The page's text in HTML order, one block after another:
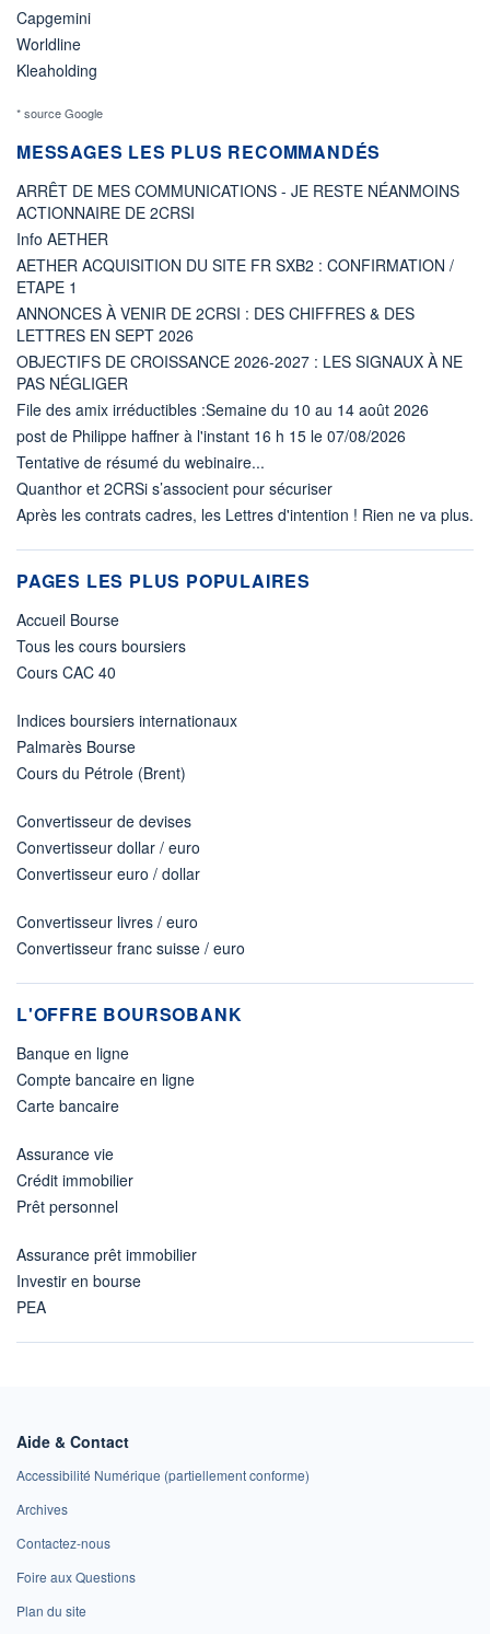
Capgemini
Worldline
Kleaholding
* source Google
MESSAGES LES PLUS RECOMMANDÉS
ARRÊT DE MES COMMUNICATIONS - JE RESTE NÉANMOINS
ACTIONNAIRE DE 2CRSI
Info AETHER
AETHER ACQUISITION DU SITE FR SXB2 : CONFIRMATION /
ETAPE 1
ANNONCES À VENIR DE 2CRSI : DES CHIFFRES & DES
LETTRES EN SEPT 2026
OBJECTIFS DE CROISSANCE 2026-2027 : LES SIGNAUX À NE
PAS NÉGLIGER
File des amix irréductibles :Semaine du 10 au 14 août 2026
post de Philippe haffner à l'instant 16 h 15 le 07/08/2026
Tentative de résumé du webinaire...
Quanthor et 2CRSi s’associent pour sécuriser
Après les contrats cadres, les Lettres d'intention ! Rien ne va plus.
PAGES LES PLUS POPULAIRES
Accueil Bourse
Tous les cours boursiers
Cours CAC 40
Indices boursiers internationaux
Palmarès Bourse
Cours du Pétrole (Brent)
Convertisseur de devises
Convertisseur dollar / euro
Convertisseur euro / dollar
Convertisseur livres / euro
Convertisseur franc suisse / euro
L'OFFRE BOURSOBANK
Banque en ligne
Compte bancaire en ligne
Carte bancaire
Assurance vie
Crédit immobilier
Prêt personnel
Assurance prêt immobilier
Investir en bourse
PEA
Aide & Contact
Accessibilité Numérique (partiellement conforme)
Archives
Contactez-nous
Foire aux Questions
Plan du site